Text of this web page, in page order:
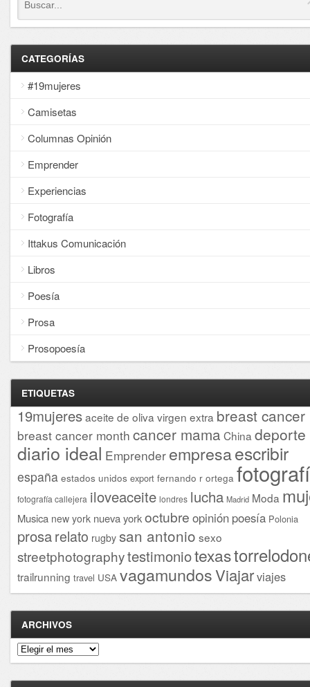
CATEGORÍAS
#19mujeres
Camisetas
Columnas Opinión
Emprender
Experiencias
Fotografía
Ittakus Comunicación
Libros
Poesía
Prosa
Prosopoesía
ETIQUETAS
19mujeresaceite de oliva virgen extra breast cancer
breast cancer month cancer mama China deporte
diario ideal Emprender empresaescribir
españa estados unidos export fernando r ortega
fotografía callejera iloveaceite londres lucha Madrid Moda
Musica new york nueva yorkoctubre opinión poesía Polonia
prosarelato rugby san antonio sexo
streetphotographytestimoniotexas
trailrunning travel USA vagamundosViajarviajes
ARCHIVOS
Archivos